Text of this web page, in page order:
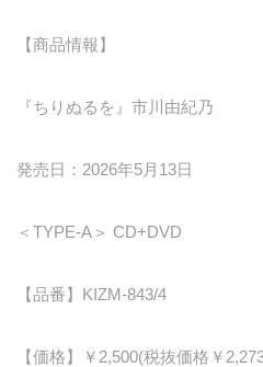
【商品情報】
『ちりぬるを』市川由紀乃
発売日：2026年5月13日
＜TYPE-A＞ CD+DVD
【品番】KIZM-843/4
【価格】￥2,500(税抜価格￥